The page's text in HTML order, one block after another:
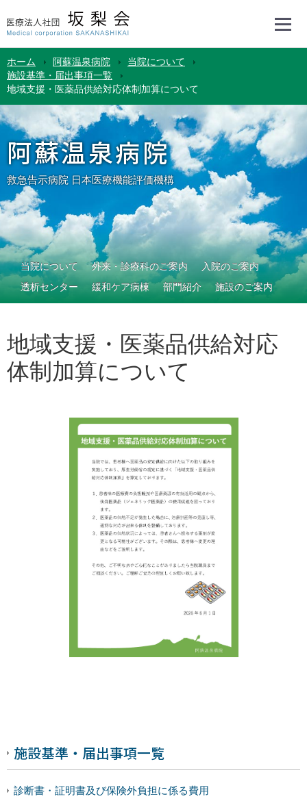
ホーム 阿蘇温泉病院
当院について
施設基準・届出事項一覧
地域支援・医薬品供給対応体制加算について
阿蘇温泉病院
救急告示病院 日本医療機能評価機構
当院について 外来・診療科のご案内
入院のご案内
透析センター
緩和ケア病棟 部門紹介 施設のご案内
地域支援・医薬品供給対応
体制加算について
施設基準・届出事項一覧
診断書・証明書及び保険外負担に係る費用